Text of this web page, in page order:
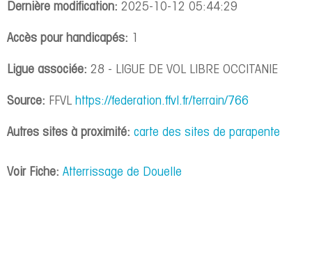
Dernière modification: 2025-10-12 05:44:29
Accès pour handicapés:
Ligue associée: 28 - LIGUE DE VOL LIBRE OCCITANIE
Source: FFVL https://federation.ffvl.fr/terrain/766
Autres sites à proximité: carte des sites de parapente
Voir Fiche: Atterrissage de Douelle